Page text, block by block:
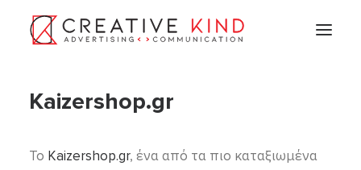
Kaizershop.gr
Το Kaizershop.gr, ένα από τα πιο καταξιωμένα